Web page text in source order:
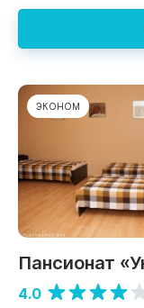
ЭКОНОМ
Пансионат
4.0